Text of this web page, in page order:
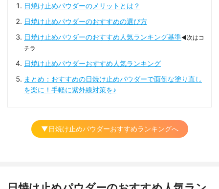
日焼け止めパウダーのメリットとは？
日焼け止めパウダーのおすすめの選び方
日焼け止めパウダーのおすすめ人気ランキング基準◀次はコ
チラ
日焼け止めパウダーおすすめ人気ランキング
まとめ：おすすめの日焼け止めパウダーで面倒な塗り直し
を楽に！手軽に紫外線対策を♪
▼日焼け止めパウダーおすすめランキングへ